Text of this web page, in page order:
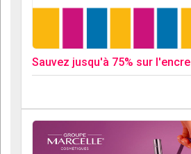
Sauvez jusqu'à 75% sur l'encre